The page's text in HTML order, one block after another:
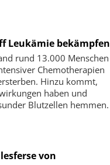
Leukämie bekämpfen
rund 13.000 Menschen
Chemotherapien
Hinzu kommt,
haben und
Blutzellen hemmen.
von